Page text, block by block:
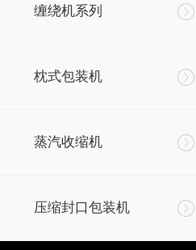
缠绕机系列
枕式包装机
蒸汽收缩机
压缩封口包装机